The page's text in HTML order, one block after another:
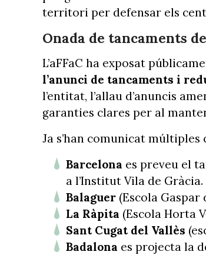
territori per defensar els
Onada de tancaments
L’aFFaC ha exposat
l’anunci de tancaments i
l’entitat, l’allau d’anuncis
garanties clares per al
Ja s’han comunicat
Barcelona es preveu el
a l’Institut Vila de Gràcia.
Balaguer (Escola Gaspar
La Ràpita (Escola Horta
Sant Cugat del Vallès
Badalona es projecta la